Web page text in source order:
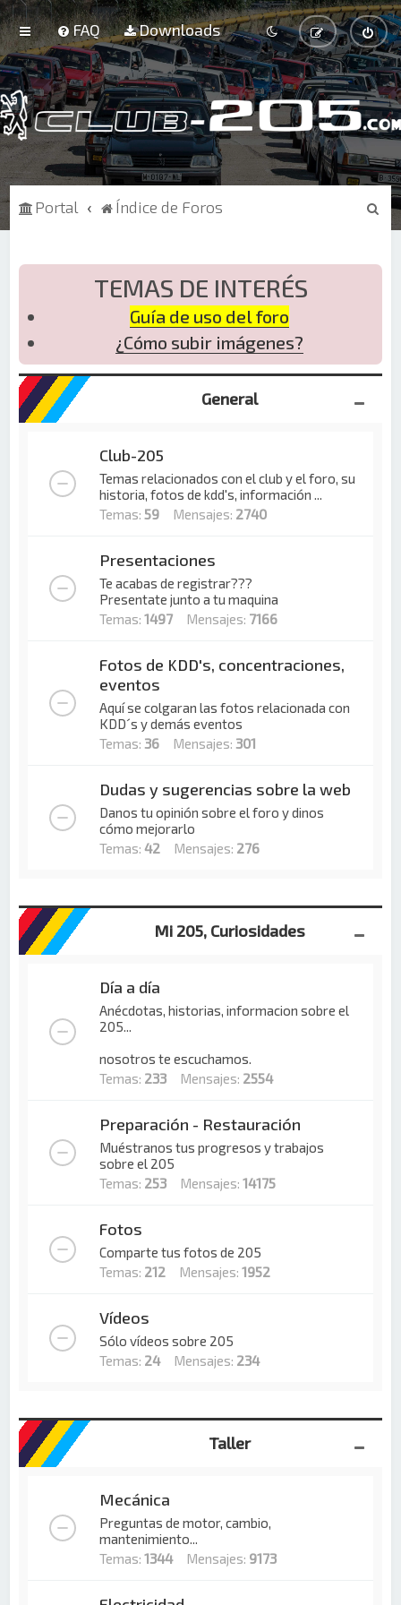
FAQ Downloads
Portal Índice de Foros
B
TEMAS DE INTERÉS
Guía de uso del foro
¿Cómo subir imágenes?
General
Club-205
Temas relacionados con el club y el foro, su
historia, fotos de kdd's, información ...
Temas:59 Mensajes: 2740
Presentaciones
Te acabas de registrar???
Presentate junto a tu maquina
Temas:1497 Mensajes: 7166
Fotos de KDD's, concentraciones,
eventos
Aquí se colgaran las fotos relacionada con
KDD´s y demás eventos
Temas: 36 Mensajes: 301
Dudas y sugerencias sobre la web
Danos tu opinión sobre el foro y dinos
cómo mejorarlo
Temas:42 Mensajes: 276
Mi 205, Curiosidades
Día a día
Anécdotas, historias, informacion sobre el
205...
nosotros te escuchamos.
Temas: 233 Mensajes: 2554
Preparación - Restauración
Muéstranos tus progresos y trabajos
sobre el 205
Temas: 253 Mensajes:14175
Fotos
Comparte tus fotos de 205
Temas: 212 Mensajes:1952
Vídeos
Sólo vídeos sobre 205
Temas: 24Mensajes: 234
Taller
Mecánica
Preguntas de motor, cambio,
mantenimiento...
Temas:1344Mensajes: 9173